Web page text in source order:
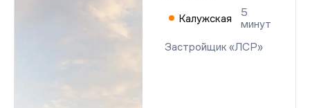
Калужская
5
минут
Застройщик «ЛСР»